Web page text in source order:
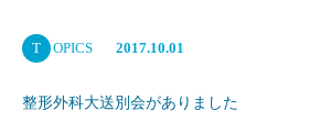
T OPICS 2017.10.01
整形外科大送別会がありました